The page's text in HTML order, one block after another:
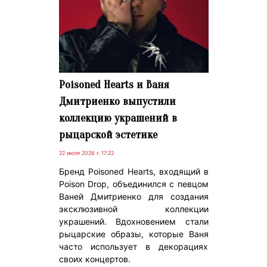
Poisoned Hearts и Ваня
Дмитриенко выпустили
коллекцию украшений в
рыцарской эстетике
22 июля 2026 г. 17:22
Бренд Poisoned Hearts, входящий в
Poison Drop, объединился с певцом
Ваней Дмитриенко для создания
эксклюзивной коллекции
украшений. Вдохновением стали
рыцарские образы, которые Ваня
часто использует в декорациях
своих концертов.